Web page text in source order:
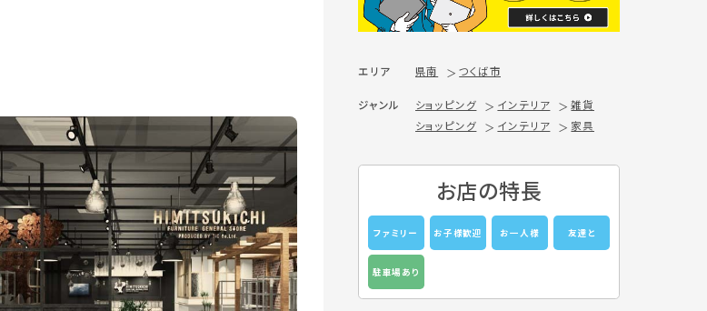
エリア 県南 つくば市
ジャンル ショッピング インテリア
雑貨
ショッピング
インテリア 家具
お店の特長
ファミリー お子様歓迎 お一人様 友達と
駐車場あり